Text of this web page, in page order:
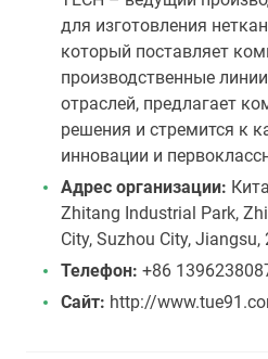
для изготовления
который поставляет
производственные
отраслей, предлагает
решения и стремится к
инновации и
Адрес организации:
Zhitang Industrial Park,
City, Suzhou City, Jiangsu,
Телефон: +86
Сайт: http://